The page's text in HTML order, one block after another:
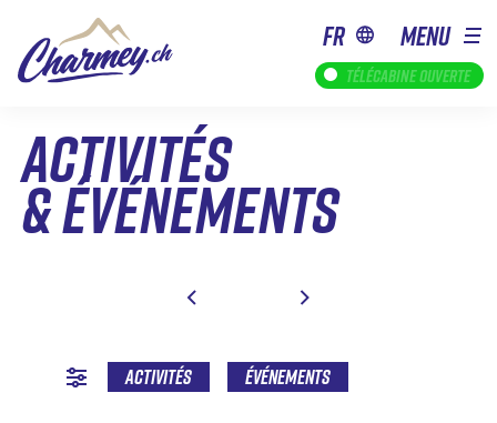
Télécabine ouverte
fr MENU
ACTIVITÉS
& ÉVÉNEMENTS
Activités Événements